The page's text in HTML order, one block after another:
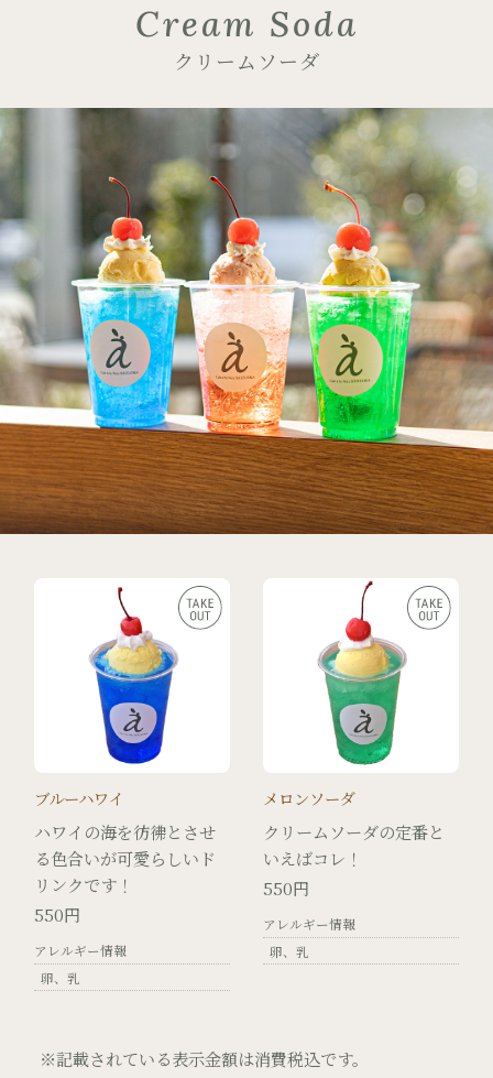
Cream Soda
クリームソーダ
ブルーハワイ
ハワイの海を彷彿とさせ
る色合いが可愛らしいド
リンクです！
550円
アレルギー情報
卵
乳
メロンソーダ
クリームソーダの定番と
いえばコレ！
550円
アレルギー情報
卵
乳
※記載されている表示金額は消費税込です。